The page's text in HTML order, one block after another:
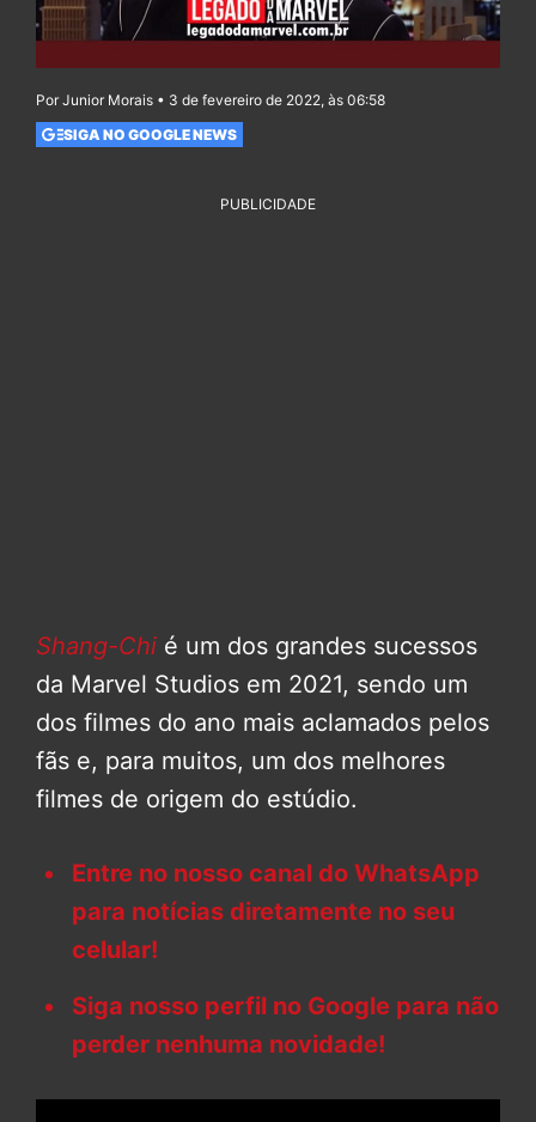
Por Junior Morais • 3 de fevereiro de 2022, às 06:58
SIGA NO GOOGLE NEWS
PUBLICIDADE
Shang-Chi é um dos grandes sucessos
da Marvel Studios em 2021, sendo um
dos filmes do ano mais aclamados pelos
fãs e, para muitos, um dos melhores
filmes de origem do estúdio.
Entre no nosso canal do WhatsApp
para notícias diretamente no seu
celular!
Siga nosso perfil no Google para não
perder nenhuma novidade!